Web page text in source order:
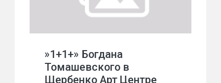
»1+1+» Богдана
Томашевского в
Щербенко Арт Центре